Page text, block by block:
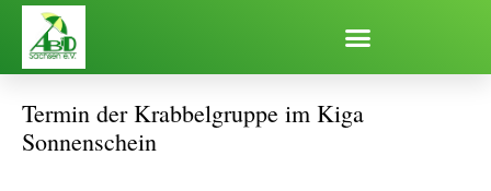
Inhalt
springen
Termin der Krabbelgruppe im Kiga
Sonnenschein